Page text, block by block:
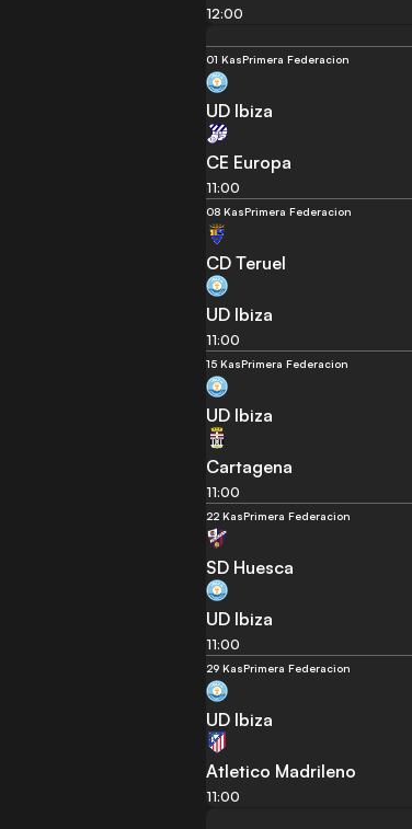
12:00
01 KasPrimera Federacion
UD Ibiza
CE Europa
11:00
08 KasPrimera Federacion
CD Teruel
UD Ibiza
11:00
15 KasPrimera Federacion
UD Ibiza
Cartagena
11:00
22 KasPrimera Federacion
SD Huesca
UD Ibiza
11:00
29 KasPrimera Federacion
UD Ibiza
Atletico Madrileno
11:00